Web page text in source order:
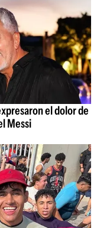
el dolor de
Messi